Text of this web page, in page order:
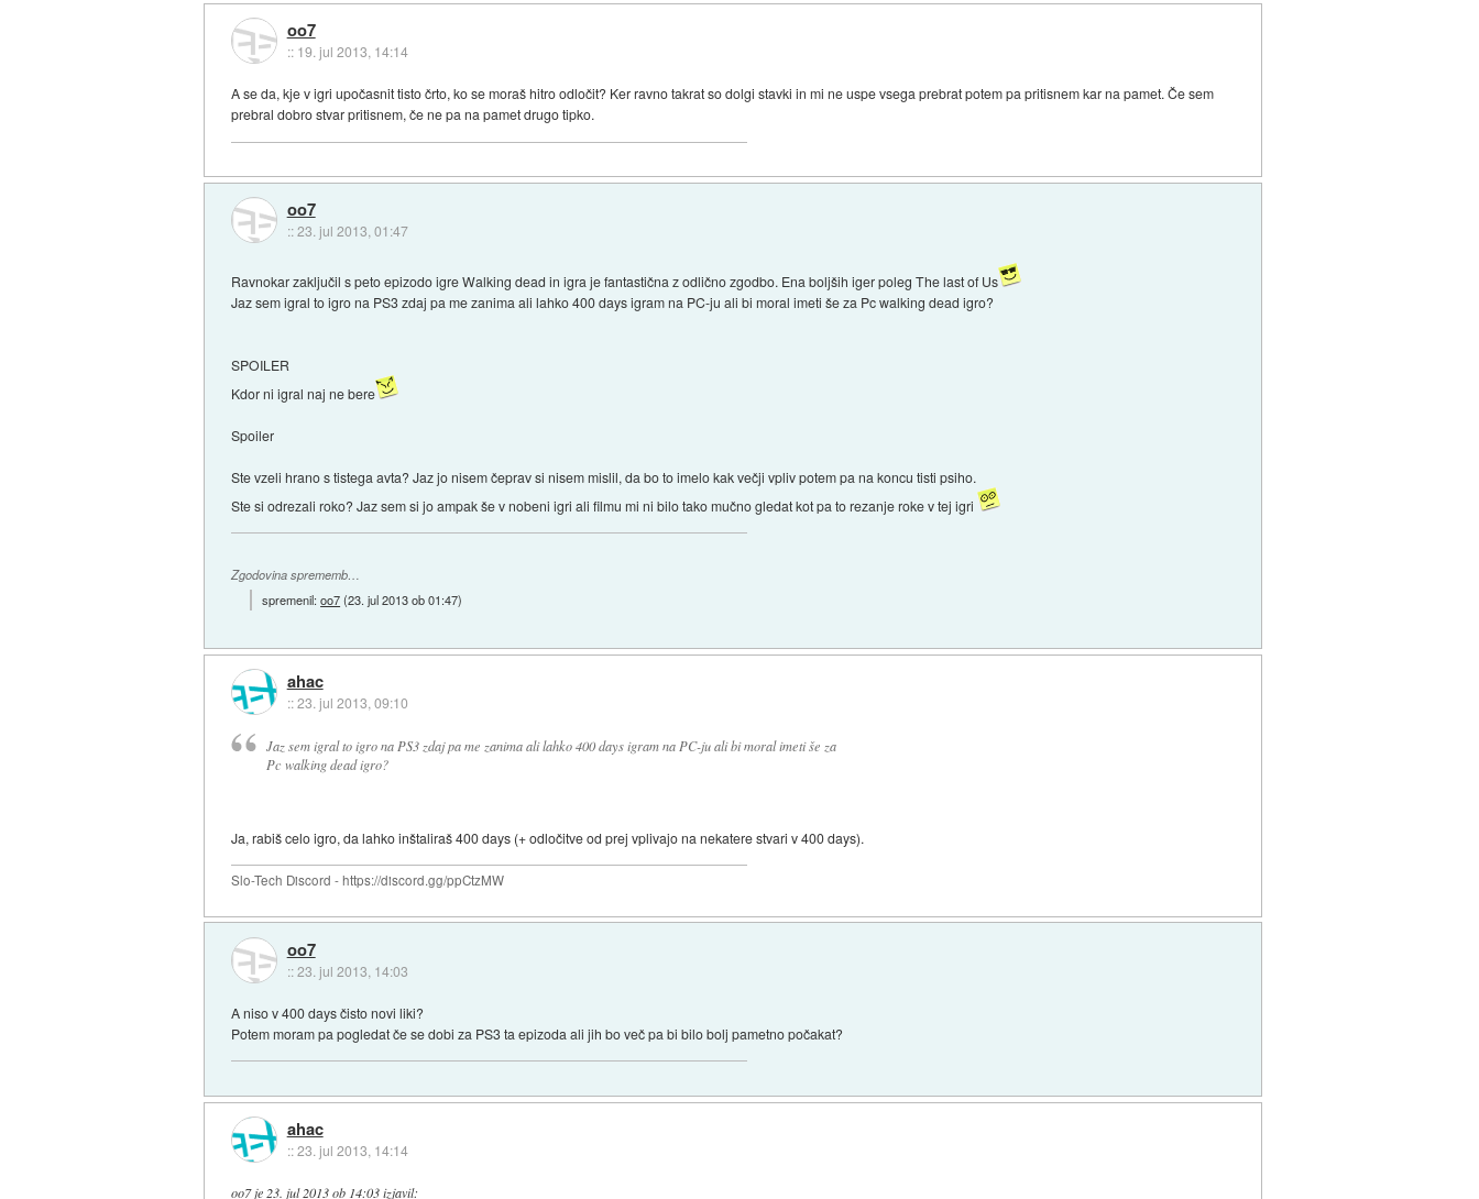
oo7
:: 19. jul 2013, 14:14
A se da, kje v igri upočasnit tisto črto, ko se moraš hitro odločit? Ker ravno takrat so dolgi stavki in mi ne uspe vsega prebrat potem pa pritisnem kar na pamet. Če sem
prebral dobro stvar pritisnem, če ne pa na pamet drugo tipko.
oo7
::23. jul 2013, 01:47
Ravnokar zaključil s peto epizodo igre Walking dead in igra je fantastična z odlično zgodbo. Ena boljših iger poleg The last of Us
Jaz sem igral to igro na PS3 zdaj pa me zanima ali lahko 400 days igram na PC-ju ali bi moral imeti še za Pc walking dead igro?
SPOILER
Kdor ni igral naj ne bere
Spoiler
Ste vzeli hrano s tistega avta? Jaz jo nisem čeprav si nisem mislil, da bo to imelo kak večji vpliv potem pa na koncu tisti psiho.
Ste si odrezali roko? Jaz sem si jo ampak še v nobeni igri ali filmu mi ni bilo tako mučno gledat kot pa to rezanje roke v tej igri
Zgodovina sprememb…
spremenil:oo7(23. jul 2013 ob 01:47)
ahac
::23. jul 2013, 09:10
Jaz sem igral to igro na PS3 zdaj pa me zanima ali lahko 400 days igram na PC-ju ali bi moral imeti še za
Pc walking dead igro?
Ja, rabiš celo igro, da lahko inštaliraš 400 days (+ odločitve od prej vplivajo na nekatere stvari v 400 days).
Slo-Tech Discord - https://discord.gg/ppCtzMW
oo7
::23. jul 2013, 14:03
A niso v 400 days čisto novi liki?
Potem moram pa pogledat če se dobi za PS3 ta epizoda ali jih bo več pa bi bilo bolj pametno počakat?
ahac
::23. jul 2013, 14:14
oo7je 23. jul 2013 ob 14:03 izjavil: